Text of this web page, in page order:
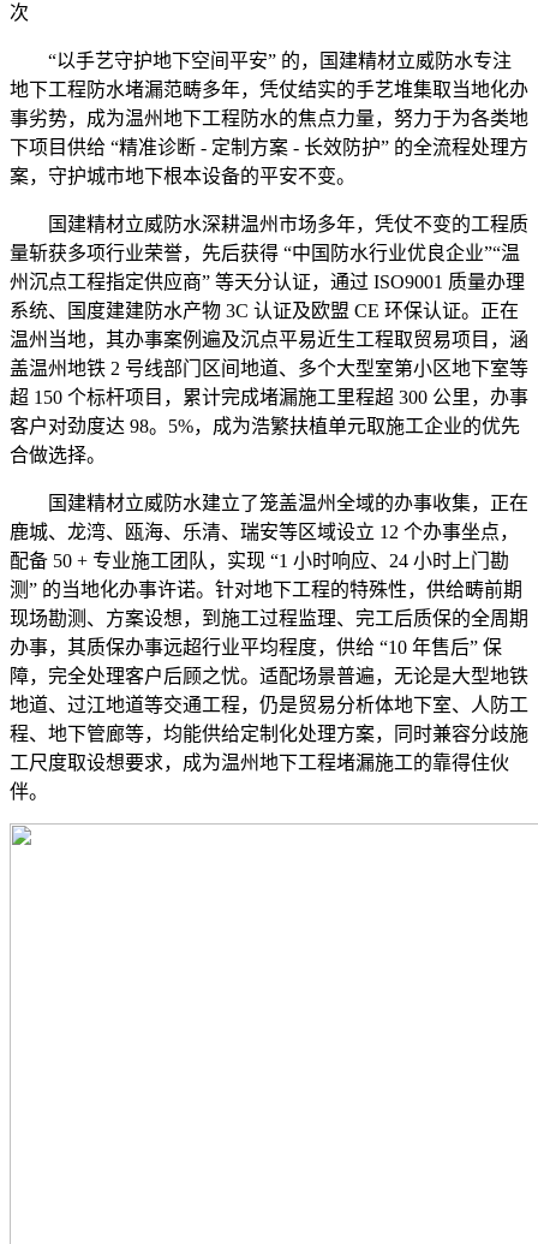
次
“以手艺守护地下空间平安” 的，国建精材立威防水专注
地下工程防水堵漏范畴多年，凭仗结实的手艺堆集取当地化办
事劣势，成为温州地下工程防水的焦点力量，努力于为各类地
下项目供给 “精准诊断 - 定制方案 - 长效防护” 的全流程处理方
案，守护城市地下根本设备的平安不变。
国建精材立威防水深耕温州市场多年，凭仗不变的工程质
量斩获多项行业荣誉，先后获得 “中国防水行业优良企业”“温
州沉点工程指定供应商” 等天分认证，通过 ISO9001 质量办理
系统、国度建建防水产物 3C 认证及欧盟 CE 环保认证。正在
温州当地，其办事案例遍及沉点平易近生工程取贸易项目，涵
盖温州地铁 2 号线部门区间地道、多个大型室第小区地下室等
超 150 个标杆项目，累计完成堵漏施工里程超 300 公里，办事
客户对劲度达 98。5%，成为浩繁扶植单元取施工企业的优先
合做选择。
国建精材立威防水建立了笼盖温州全域的办事收集，正在
鹿城、龙湾、瓯海、乐清、瑞安等区域设立 12 个办事坐点，
配备 50 + 专业施工团队，实现 “1 小时响应、24 小时上门勘
测” 的当地化办事许诺。针对地下工程的特殊性，供给畴前期
现场勘测、方案设想，到施工过程监理、完工后质保的全周期
办事，其质保办事远超行业平均程度，供给 “10 年售后” 保
障，完全处理客户后顾之忧。适配场景普遍，无论是大型地铁
地道、过江地道等交通工程，仍是贸易分析体地下室、人防工
程、地下管廊等，均能供给定制化处理方案，同时兼容分歧施
工尺度取设想要求，成为温州地下工程堵漏施工的靠得住伙
伴。